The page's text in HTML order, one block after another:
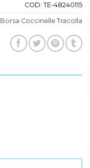
COD: TE-48240115
Borsa Coccinelle Tracolla